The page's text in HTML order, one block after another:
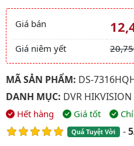
Giá và
Giá bán
Giá niêm yết
MÃ SẢN PHẨM: DS-
DANH MỤC: DVR HIKVISION
Hết hàng Giá tốt
Quá Tuyệt Vời -